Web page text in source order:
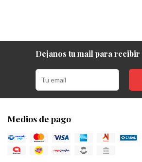
Dejanos tu mail para recibir
Medios de pago